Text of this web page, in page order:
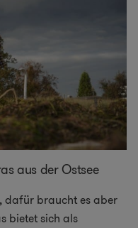
aus der Ostsee
dafür braucht es aber
bietet sich als